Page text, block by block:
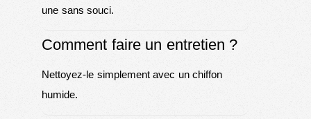
une sans souci.
Comment faire un entretien ?
Nettoyez-le simplement avec un chiffon
humide.